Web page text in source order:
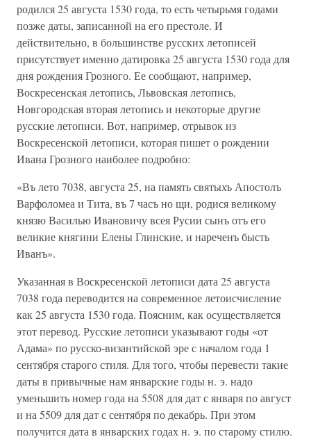
родился 25 августа 1530 года, то есть четырьмя годами
позже даты, записанной на его престоле. И
действительно, в большинстве русских летописей
присутствует именно датировка 25 августа 1530 года для
дня рождения Грозного. Ее сообщают, например,
Воскресенская летопись, Львовская летопись,
Новгородская вторая летопись и некоторые другие
русские летописи. Вот, например, отрывок из
Воскресенской летописи, которая пишет о рождении
Ивана Грозного наиболее подробно:
«Въ лето 7038, августа 25, на память святыхъ Апостолъ
Варфоломеа и Тита, въ 7 часъ но щи, родися великому
князю Василью Ивановичу всея Русии сынъ отъ его
великие княгини Елены Глинские, и нареченъ бысть
Иванъ».
Указанная в Воскресенской летописи дата 25 августа
7038 года переводится на современное летоисчисление
как 25 августа 1530 года. Поясним, как осуществляется
этот перевод. Русские летописи указывают годы «от
Адама» по русско-византийской эре с началом года 1
сентября старого стиля. Для того, чтобы перевести такие
даты в привычные нам январские годы н. э. надо
уменьшить номер года на 5508 для дат с января по август
и на 5509 для дат с сентября по декабрь. При этом
получится дата в январских годах н. э. по старому стилю.